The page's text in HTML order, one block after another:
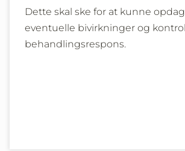
Dette skal ske for at kunne
eventuelle bivirkninger og
behandlingsrespons.